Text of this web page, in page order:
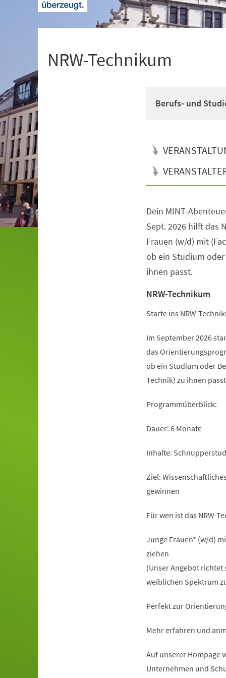
NRW-Technikum
Berufs- und
Dein MINT-
Sept. 2026 hilft das
Frauen (w/d) mit
ob ein Studium
ihnen passt.
NRW-Technikum
Starte ins NRW-
Im September 2026
das
ob ein Studium oder
Technik) zu ihnen
Programmüberblick:
Dauer: 6 Monate
Inhalte:
Ziel:
gewinnen
Für wen ist das NRW-
Junge Frauen* (w/d)
ziehen
(Unser Angebot richtet
weiblichen Spektrum
Perfekt zur
Mehr erfahren und
Auf unserer Hompage
Unternehmen und